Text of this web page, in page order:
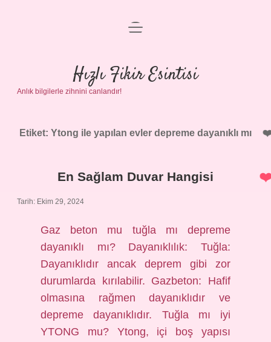
Anasayfa
Gizlilik Politikası
Yasal Uyarı
menüyü
Hızlı Fikir Esintisi
Anlık bilgilerle zihnini canlandır!
Etiket: Ytong ile yapılan evler depreme dayanıklı mı
En Sağlam Duvar Hangisi
Tarih: Ekim 29, 2024
Gaz beton mu tuğla mı depreme
dayanıklı mı? Dayanıklılık: Tuğla:
Dayanıklıdır ancak deprem gibi zor
durumlarda kırılabilir. Gazbeton: Hafif
olmasına rağmen dayanıklıdır ve
depreme dayanıklıdır. Tuğla mı iyi
YTONG mu? Ytong, içi boş yapısı